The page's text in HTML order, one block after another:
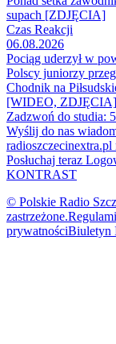
supach [ZDJĘCIA]
Czas Reakcji
06.08.2026
Pociąg uderzył w
Polscy juniorzy
Chodnik na
[WIDEO, ZDJĘCIA]
Zadzwoń do studia:
Wyślij do nas
radioszczecinextra.pl
Posłuchaj teraz
KONTRAST
© Polskie Radio
zastrzeżone.
prywatnościBiuletyn